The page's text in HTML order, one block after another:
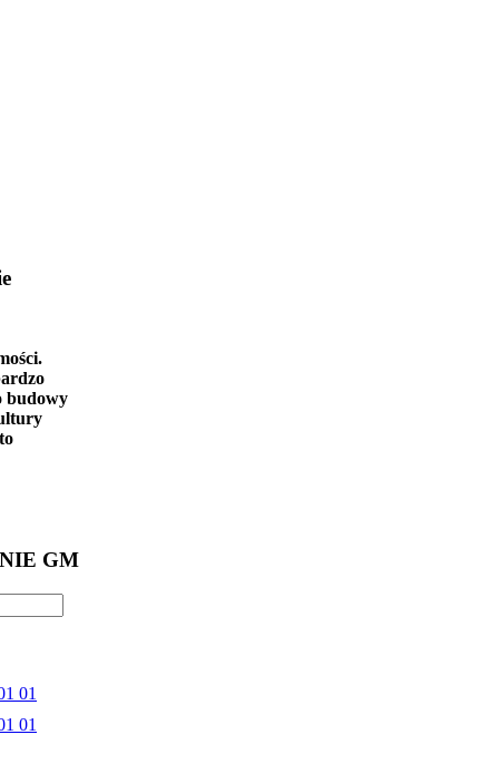
budowy
GM